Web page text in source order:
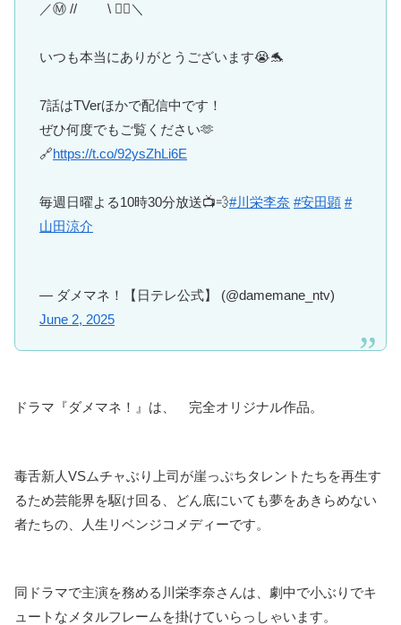
／Ⓜ️ // \ ❤️‍🔥＼
いつも本当にありがとうございます😭🐬
7話はTVerほかで配信中です！
ぜひ何度でもご覧ください🫶
🔗https://t.co/92ysZhLi6E
毎週日曜よる10時30分放送📺💨#川栄李奈 #安田顕 #
山田涼介
— ダメマネ！【日テレ公式】 (@damemane_ntv)
June 2, 2025
ドラマ『ダメマネ！』は、 完全オリジナル作品。
毒舌新人VSムチャぶり上司が崖っぷちタレントたちを再生す
るため芸能界を駆け回る、どん底にいても夢をあきらめない
者たちの、人生リベンジコメディーです。
同ドラマで主演を務める川栄李奈さんは、劇中で小ぶりでキ
ュートなメタルフレームを掛けていらっしゃいます。